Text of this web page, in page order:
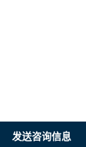
发送咨询信息